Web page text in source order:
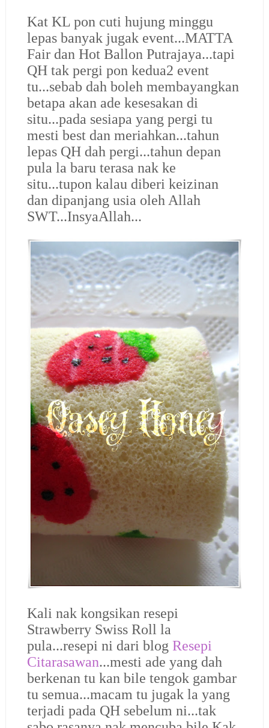
Kat KL pon cuti hujung minggu
lepas banyak jugak event...MATTA
Fair dan Hot Ballon Putrajaya...tapi
QH tak pergi pon kedua2 event
tu...sebab dah boleh membayangkan
betapa akan ade kesesakan di
situ...pada sesiapa yang pergi tu
mesti best dan meriahkan...tahun
lepas QH dah pergi...tahun depan
pula la baru terasa nak ke
situ...tupon kalau diberi keizinan
dan dipanjang usia oleh Allah
SWT...InsyaAllah...
Kali nak kongsikan resepi
Strawberry Swiss Roll la
pula...resepi ni dari blog Resepi
Citarasawan...mesti ade yang dah
berkenan tu kan bile tengok gambar
tu semua...macam tu jugak la yang
terjadi pada QH sebelum ni...tak